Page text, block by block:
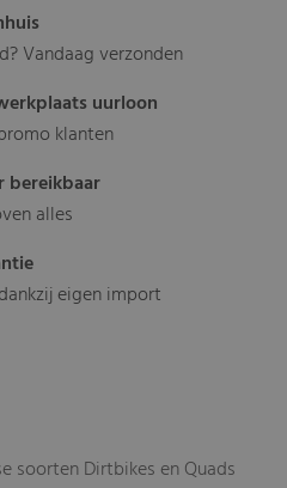
Vandaag verzonden
uurloon
klanten
bereikbaar
alles
eigen import
soorten Dirtbikes en Quads